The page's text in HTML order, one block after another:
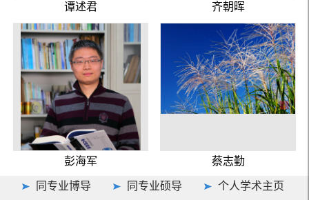
谭述君 齐朝晖
彭海军 蔡志勤
同专业博导 同专业硕导 个人学术主页